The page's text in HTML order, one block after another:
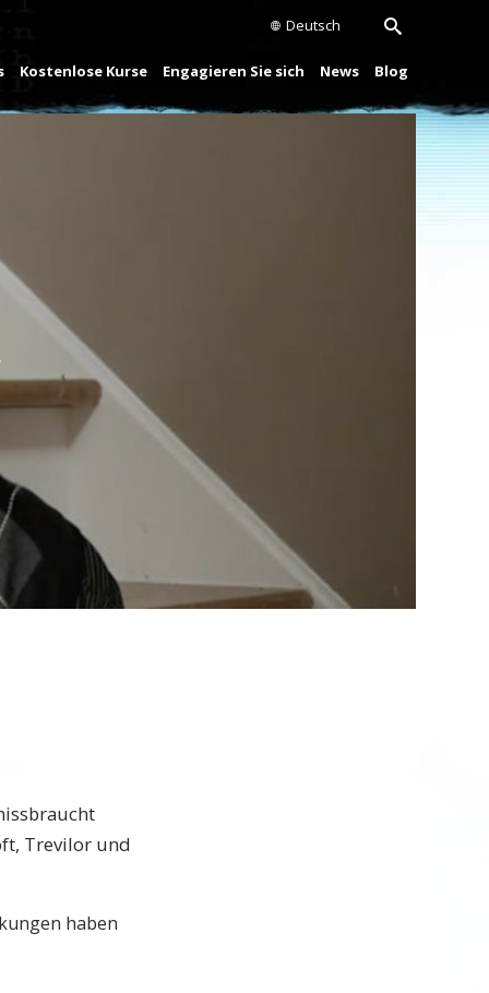
Deutsch
Kostenlose Kurse Engagieren Sie sich News Blog
Trevilor und
haben